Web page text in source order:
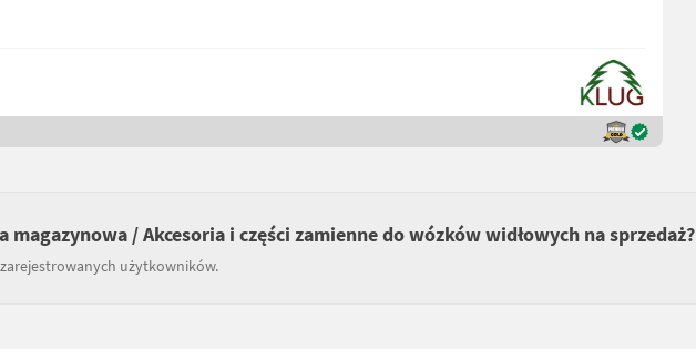
magazynowa / Akcesoria i części zamienne do wózków widłowych na sprzedaż?
użytkowników.